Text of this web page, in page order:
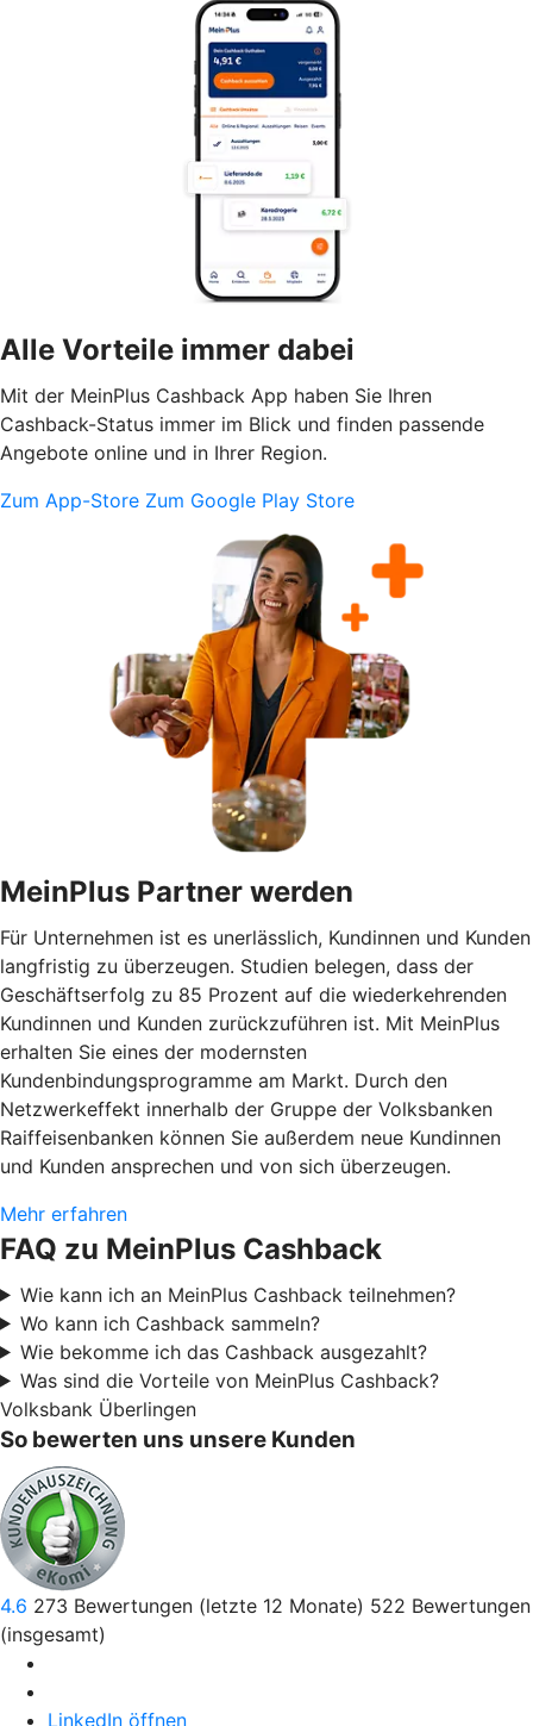
Alle Vorteile immer dabei
Mit der MeinPlus Cashback App haben Sie Ihren
Cashback-Status immer im Blick und finden passende
Angebote online und in Ihrer Region.
Zum App-Store Zum Google Play Store
MeinPlus Partner werden
Für Unternehmen ist es unerlässlich, Kundinnen und Kunden
langfristig zu überzeugen. Studien belegen, dass der
Geschäftserfolg zu 85 Prozent auf die wiederkehrenden
Kundinnen und Kunden zurückzuführen ist. Mit MeinPlus
erhalten Sie eines der modernsten
Kundenbindungsprogramme am Markt. Durch den
Netzwerkeffekt innerhalb der Gruppe der Volksbanken
Raiffeisenbanken können Sie außerdem neue Kundinnen
und Kunden ansprechen und von sich überzeugen.
Mehr erfahren
FAQ zu MeinPlus Cashback
Wie kann ich an MeinPlus Cashback teilnehmen?
Wo kann ich Cashback sammeln?
Wie bekomme ich das Cashback ausgezahlt?
Was sind die Vorteile von MeinPlus Cashback?
Volksbank Überlingen
So bewerten uns unsere Kunden
4.6 273 Bewertungen (letzte 12 Monate) 522 Bewertungen
(insgesamt)
LinkedIn öffnen